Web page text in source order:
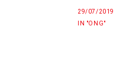
29/07/2019
IN "ONG"